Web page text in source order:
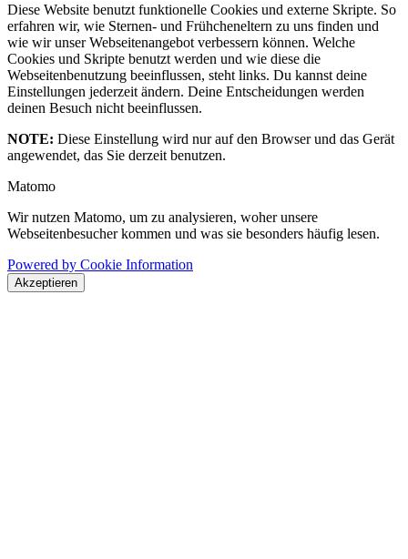
Diese Website benutzt funktionelle Cookies und externe Skripte. So
erfahren wir, wie Sternen- und Frühcheneltern zu uns finden und
wie wir unser Webseitenangebot verbessern können. Welche
Cookies und Skripte benutzt werden und wie diese die
Webseitenbenutzung beeinflussen, steht links. Du kannst deine
Einstellungen jederzeit ändern. Deine Entscheidungen werden
deinen Besuch nicht beeinflussen.
NOTE: Diese Einstellung wird nur auf den Browser und das Gerät
angewendet, das Sie derzeit benutzen.
Matomo
Wir nutzen Matomo, um zu analysieren, woher unsere
Webseitenbesucher kommen und was sie besonders häufig lesen.
Powered by Cookie Information
Akzeptieren